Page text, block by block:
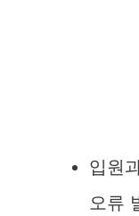
입원
오류